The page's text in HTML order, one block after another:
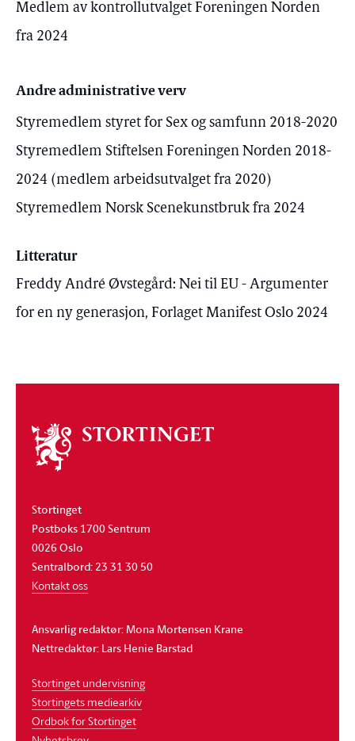
Medlem av kontrollutvalget Foreningen Norden
fra 2024
Andre administrative verv
Styremedlem styret for Sex og samfunn 2018-2020
Styremedlem Stiftelsen Foreningen Norden 2018-
2024 (medlem arbeidsutvalget fra 2020)
Styremedlem Norsk Scenekunstbruk fra 2024
Litteratur
Freddy André Øvstegård: Nei til EU - Argumenter
for en ny generasjon, Forlaget Manifest Oslo 2024
Om
stortinget
Stortinget
Postboks 1700 Sentrum
0026 Oslo
Sentralbord: 23 31 30 50
Kontakt oss
Ansvarlig redaktør: Mona Mortensen Krane
Nettredaktør: Lars Henie Barstad
Stortinget undervisning
Stortingets mediearkiv
Ordbok for Stortinget